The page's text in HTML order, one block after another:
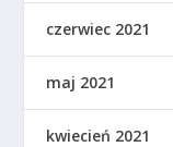
czerwiec 2021
maj 2021
kwiecień 2021